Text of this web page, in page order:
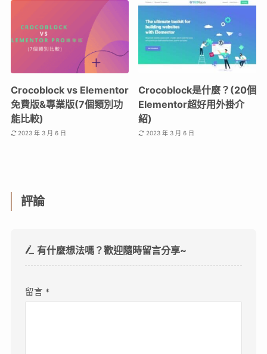
Crocoblock vs Elementor
免費版&專業版(7個類別功
能比較)
2023 年 3 月 6 日
Crocoblock是什麼？(20個
Elementor超好用外掛介
紹)
2023 年 3 月 6 日
評論
有什麼想法嗎？歡迎隨時留言分享~
留言 *